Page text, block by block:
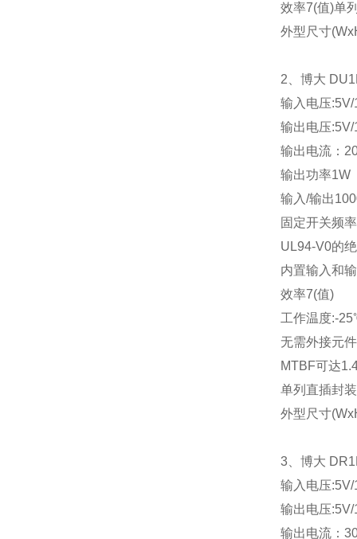
效率7(值)单
外型尺寸
2 、博大
输入电压
输出电压
输出电流：
输出功率1W
输入/输出
固定开关频率
UL94-V0的
内置输入和
效率7(值)
工作温度:-25
无需外接元件
MTBF可达
单列直插封
外型尺寸
3、博大
输入电压
输出电压
输出电流：